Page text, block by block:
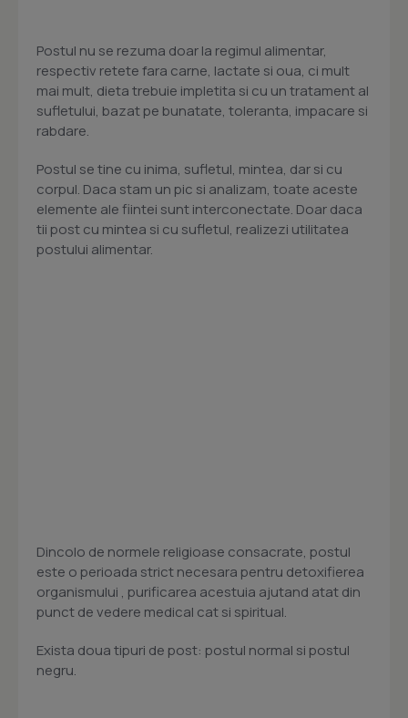
Postul nu se rezuma doar la regimul alimentar,
respectiv retete fara carne, lactate si oua, ci mult
mai mult, dieta trebuie impletita si cu un tratament al
sufletului, bazat pe bunatate, toleranta, impacare si
rabdare.
Postul se tine cu inima, sufletul, mintea, dar si cu
corpul. Daca stam un pic si analizam, toate aceste
elemente ale fiintei sunt interconectate. Doar daca
tii post cu mintea si cu sufletul, realizezi utilitatea
postului alimentar.
Dincolo de normele religioase consacrate, postul
este o perioada strict necesara pentru detoxifierea
organismului , purificarea acestuia ajutand atat din
punct de vedere medical cat si spiritual.
Exista doua tipuri de post: postul normal si postul
negru.